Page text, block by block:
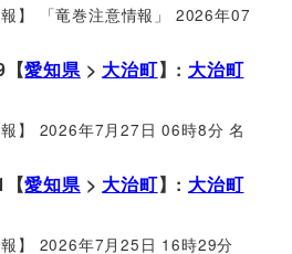
】 「竜巻注意情報」 2026年07
【愛知県> 大治町】: 大治町
】 2026年7月27日 06時8分 名
【愛知県> 大治町】: 大治町
】 2026年7月25日 16時29分